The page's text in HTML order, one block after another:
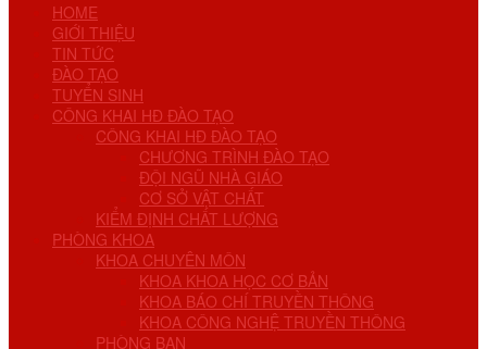
HOME
GIỚI THIỆU
TIN TỨC
ĐÀO TẠO
TUYỂN SINH
CÔNG KHAI HĐ ĐÀO TẠO
CÔNG KHAI HĐ ĐÀO TẠO
CHƯƠNG TRÌNH ĐÀO TẠO
ĐỘI NGŨ NHÀ GIÁO
CƠ SỞ VẬT CHẤT
KIỂM ĐỊNH CHẤT LƯỢNG
PHÒNG KHOA
KHOA CHUYÊN MÔN
KHOA KHOA HỌC CƠ BẢN
KHOA BÁO CHÍ TRUYỀN THÔNG
KHOA CÔNG NGHỆ TRUYỀN THÔNG
PHÒNG BAN